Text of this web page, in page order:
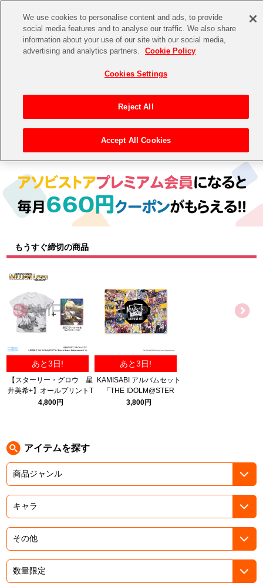
CHANNEL STORE EVENT
ゲーム 電子書籍
EVENT
その他先行受付
プレミアム会員とは
アイドルマスターシリーズ
アイドルマスター
アイドルマスター ミリオンライブ！
アイドルマスター SideM
学園アイドルマスター
テイルズ オブ シリーズ
太鼓の達人
パックマン
ナムコクラシック
ガンダムシリーズ
ドラゴンボール
イベントグッズ
トイ・ホビー
アイドルマスター シリーズ> アイドルマスター ミリオンライブ！
もうすぐ締切の商品
あと3日!
【スターリー・グロウ 星
井美希+】オールプリントT
シャツ 限定セット/WHITE-
4,800円
あと3日!
KAMISABI アルバムセット
「THE IDOLM@STER
MILLION LIVE!」
3,800円
アイテムを探す
We use cookies to personalise content and ads, to provide
social media features and to analyse our traffic. We also share
information about your use of our site with our social media,
advertising and analytics partners.
Cookie Policy
Cookies Settings
Reject All
Accept All Cookies